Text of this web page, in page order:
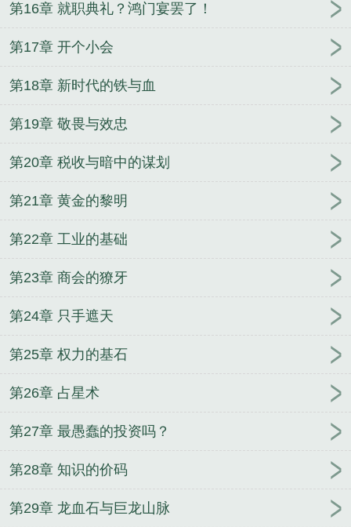
第16章 就职典礼？鸿门宴罢了！
第17章 开个小会
第18章 新时代的铁与血
第19章 敬畏与效忠
第20章 税收与暗中的谋划
第21章 黄金的黎明
第22章 工业的基础
第23章 商会的獠牙
第24章 只手遮天
第25章 权力的基石
第26章 占星术
第27章 最愚蠢的投资吗？
第28章 知识的价码
第29章 龙血石与巨龙山脉